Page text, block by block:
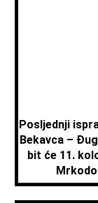
Posljednji
Bekavca –
bit će 11.